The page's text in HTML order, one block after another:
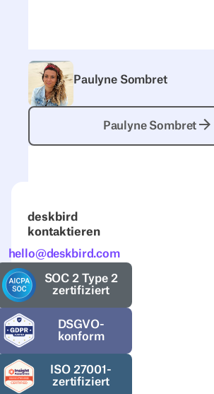
Paulyne Sombret
Paulyne Sombret
deskbird
kontaktieren
hello@deskbird.com
SOC 2 Type 2
zertifiziert
DSGVO-
konform
ISO 27001-
zertifiziert